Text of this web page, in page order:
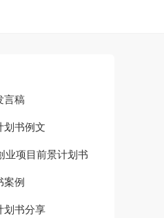
言稿
划书例文
业项目前景计划书
案例
划书分享